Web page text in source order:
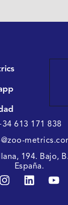
613 171 838
194. Bajo,
España.